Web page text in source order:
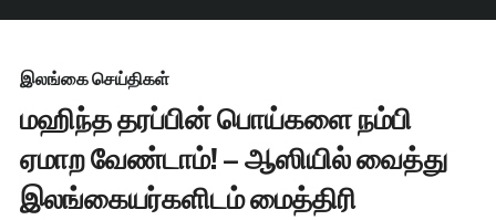
இலங்கை செய்திகள்
மஹிந்த தரப்பின் பொய்களை நம்பி
ஏமாற வேண்டாம்! – ஆஸியில் வைத்து
இலங்கையர்களிடம் மைத்திரி